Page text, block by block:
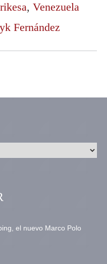
rikesa, Venezuela
Fernández
el nuevo Marco Polo